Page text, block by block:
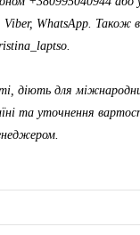
Viber, WhatsApp.
.
діють для
та уточнення